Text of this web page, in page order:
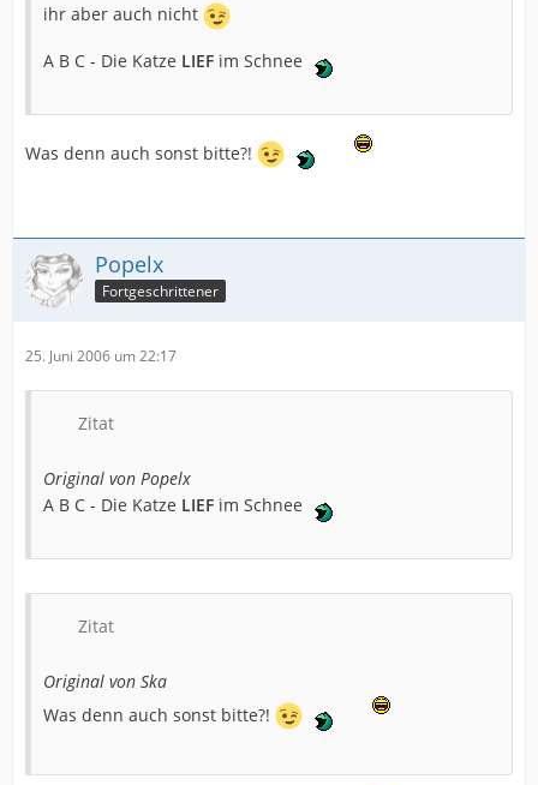
ihr aber auch nicht
A B C - Die Katze LIEF im Schnee
Was denn auch sonst bitte?!
Popelx
Fortgeschrittener
25. Juni 2006 um 22:17
Zitat
Original von Popelx
A B C - Die Katze LIEF im Schnee
Zitat
Original von Ska
Was denn auch sonst bitte?!